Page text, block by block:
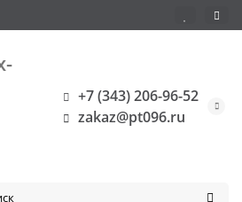
+7 (343) 206-96-52
zakaz@pt096.ru